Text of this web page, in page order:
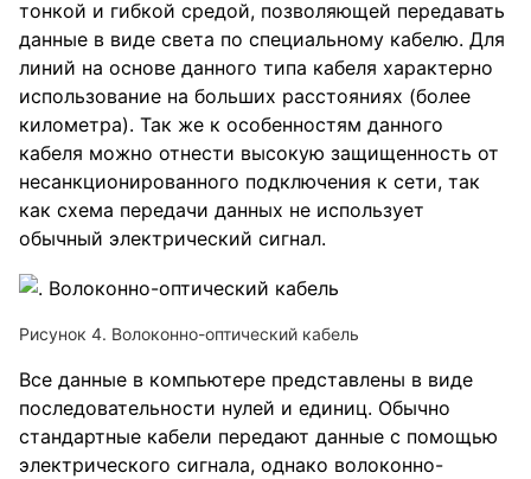
тонкой и гибкой средой, позволяющей передавать
данные в виде света по специальному кабелю. Для
линий на основе данного типа кабеля характерно
использование на больших расстояниях (более
километра). Так же к особенностям данного
кабеля можно отнести высокую защищенность от
несанкционированного подключения к сети, так
как схема передачи данных не использует
обычный электрический сигнал.
Рисунок 4. Волоконно-оптический кабель
Все данные в компьютере представлены в виде
последовательности нулей и единиц. Обычно
стандартные кабели передают данные с помощью
электрического сигнала, однако волоконно-